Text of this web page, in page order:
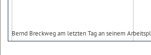
Bernd Breckweg am letzten Tag an seinem